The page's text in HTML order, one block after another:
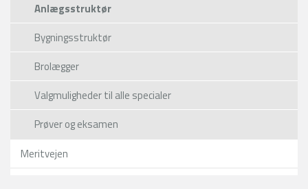
Anlægsstruktør
Bygningsstruktør
Brolægger
Valgmuligheder til alle specialer
Prøver og eksamen
Meritvejen